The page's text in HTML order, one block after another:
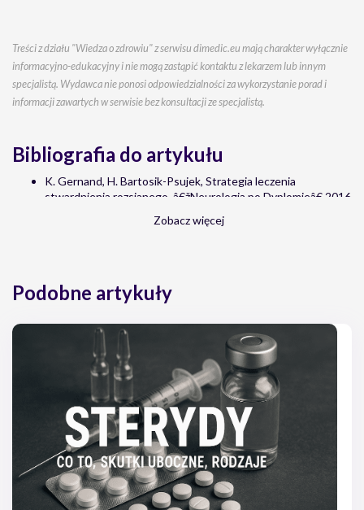
Treści z działu "Wiedza o zdrowiu" z serwisu dimedic.eu mają charakter wyłącznie
informacyjno-edukacyjny i nie mogą zastąpić kontaktu z lekarzem lub innym
specjalistą. Wydawca nie ponosi odpowiedzialności za wykorzystanie porad i
informacji zawartych w serwisie bez konsultacji ze specjalistą.
Bibliografia do artykułu
K. Gernand, H. Bartosik-Psujek, Strategia leczenia
stwardnienia rozsianego, â€žNeurologia po Dyplomieâ€ 2016
rozsianym, Neurologia Praktyczna â€“ portal dla lekarzy
Zobacz więcej
Podobne artykuły